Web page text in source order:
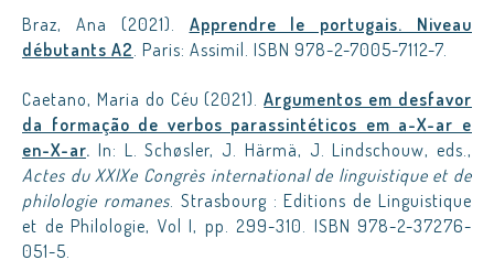
Braz, Ana (2021). Apprendre le portugais. Niveau
débutants A2. Paris: Assimil. ISBN 978-2-7005-7112-7.
Caetano, Maria do Céu (2021).Argumentos em desfavor
da formação de verbos parassintéticos em a-X-ar e
en-X-ar. In: L. Schøsler, J. Härmä, J. Lindschouw, eds.,
Actes du XXIXe Congrès international de linguistique et de
philologie romanes. Strasbourg : Editions de Linguistique
et de Philologie, Vol I, pp. 299-310. ISBN 978-2-37276-
051-5.